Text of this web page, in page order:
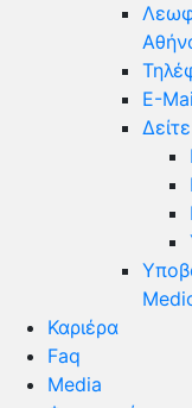
E-
Καριέρα
Faq
Media